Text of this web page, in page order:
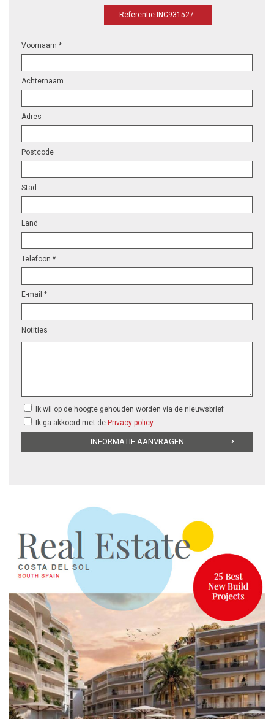
Referentie INC931527
Voornaam *
Achternaam
Adres
Postcode
Stad
Land
Telefoon *
E-mail *
Notities
Ik wil op de hoogte gehouden worden via de nieuwsbrief
Ik ga akkoord met de Privacy policy